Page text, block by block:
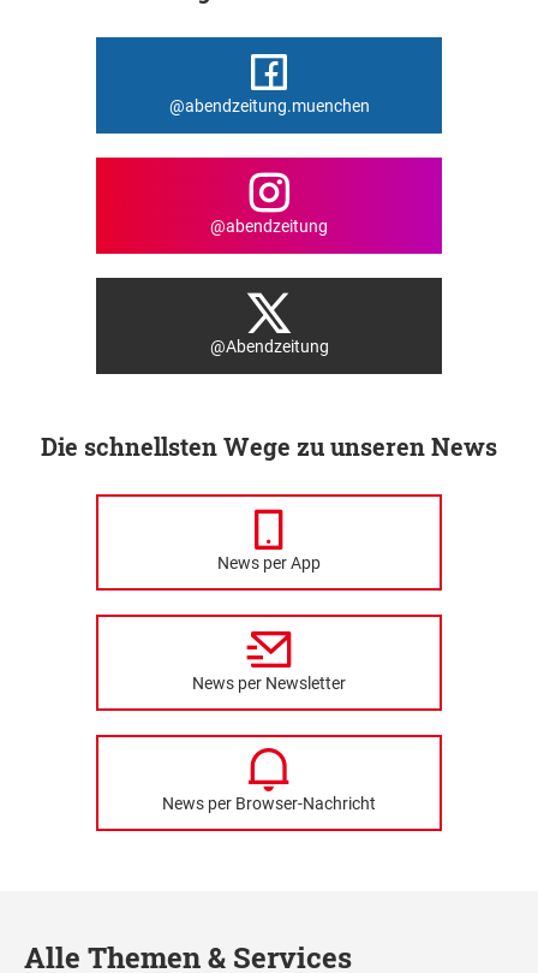
@abendzeitung.muenchen
@abendzeitung
@Abendzeitung
Die schnellsten Wege zu unseren News
News per App
News per Newsletter
News per Browser-Nachricht
Alle Themen & Services